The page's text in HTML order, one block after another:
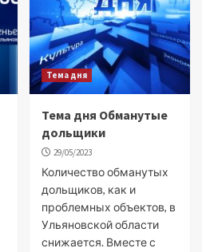
Тема дня
Тема дня Обманутые
дольщики
29/05/2023
Количество обманутых
дольщиков, как и
проблемных объектов, в
Ульяновской области
снижается. Вместе с